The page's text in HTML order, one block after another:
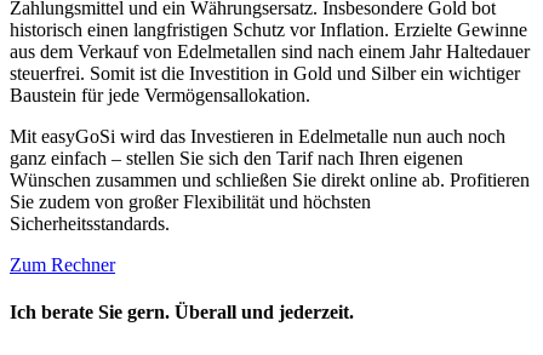
Zahlungsmittel und ein Währungsersatz. Insbesondere Gold bot
historisch einen langfristigen Schutz vor Inflation. Erzielte Gewinne
aus dem Verkauf von Edelmetallen sind nach einem Jahr Haltedauer
steuerfrei. Somit ist die Investition in Gold und Silber ein wichtiger
Baustein für jede Vermögensallokation.
Mit easyGoSi wird das Investieren in Edelmetalle nun auch noch
ganz einfach – stellen Sie sich den Tarif nach Ihren eigenen
Wünschen zusammen und schließen Sie direkt online ab. Profitieren
Sie zudem von großer Flexibilität und höchsten
Sicherheitsstandards.
Zum Rechner
Ich berate Sie gern. Überall und jederzeit.